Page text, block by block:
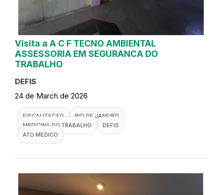
Visita a A C F TECNO AMBIENTAL
ASSESSORIA EM SEGURANCA DO
TRABALHO
DEFIS
24 de March de 2026
FISCALIZACAO
RIO DE JANEIRO
MEDICINA DO TRABALHO
DEFIS
ATO MEDICO